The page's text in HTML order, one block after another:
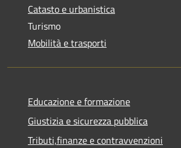
Catasto e urbanistica
Turismo
Mobilità e trasporti
Educazione e formazione
Giustizia e sicurezza pubblica
Tributi,finanze e contravvenzioni